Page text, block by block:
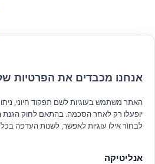
אנחנו מכבדים את הפרטיות
האתר משתמש בעוגיות לשם תפקוד חיוני, ניתוח
לבחור אילו עוגיות לאפשר, לשנות העדפה
אנליטיקה